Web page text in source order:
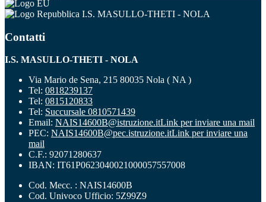
I.S. MASULLO-THETI - NOLA
Contatti
I.S. MASULLO-THETI - NOLA
Via Mario de Sena, 215 80035 Nola ( NA )
Tel: 0818239137
Tel: 0815120833
Tel: Succursale 0810571439
Email: NAIS14600B@istruzione.itLink per inviare una mail
PEC: NAIS14600B@pec.istruzione.itLink per inviare una
mail
C.F.: 92071280637
IBAN: IT61P0623040021000057557008
Cod. Mecc. : NAIS14600B
Cod. Univoco Ufficio: 5Z99Z9